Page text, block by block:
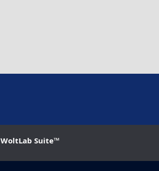
WoltLab Suite™